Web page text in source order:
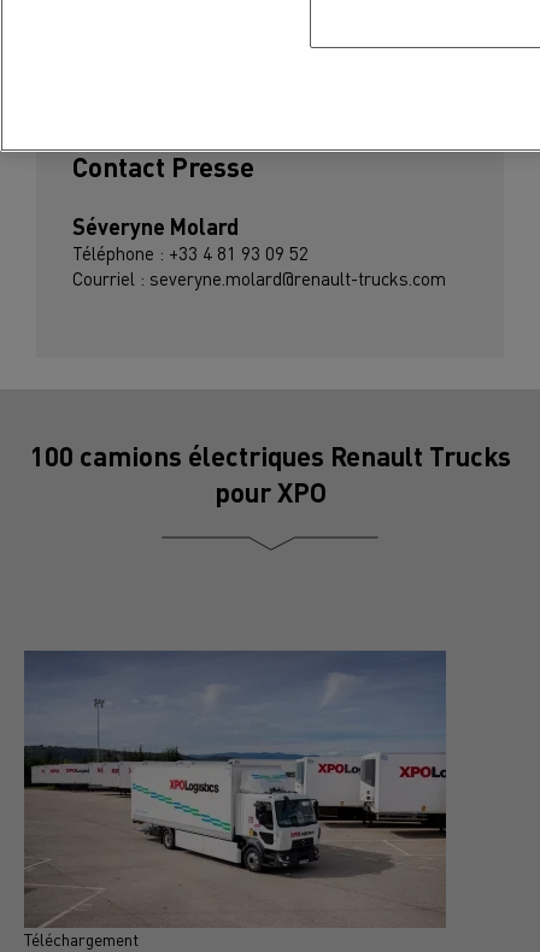
Contact Presse
Séveryne Molard
Téléphone : +33 4 81 93 09 52
Courriel : severyne.molard@renault-trucks.com
100 camions électriques Renault Trucks
pour XPO
Téléchargement